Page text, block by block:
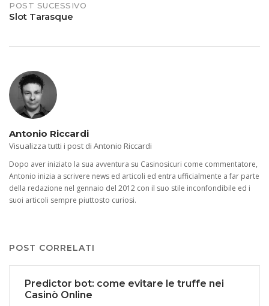
POST SUCESSIVO
Slot Tarasque
Antonio Riccardi
Visualizza tutti i post di Antonio Riccardi
Dopo aver iniziato la sua avventura su Casinosicuri come commentatore,
Antonio inizia a scrivere news ed articoli ed entra ufficialmente a far parte
della redazione nel gennaio del 2012 con il suo stile inconfondibile ed i
suoi articoli sempre piuttosto curiosi.
POST CORRELATI
Predictor bot: come evitare le truffe nei
Casinò Online